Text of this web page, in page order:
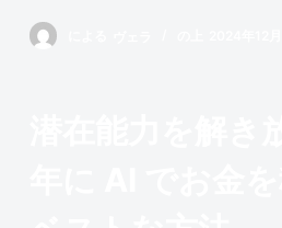
ツ
に
AI ファッションモデル
ブログ